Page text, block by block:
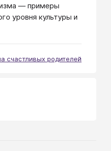
— примеры
уровня культуры и
счастливых родителей